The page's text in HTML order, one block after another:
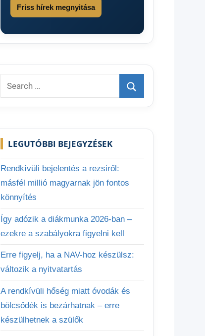
Friss hírek megnyitása
Search
for:
Search
LEGUTÓBBI BEJEGYZÉSEK
Rendkívüli bejelentés a rezsiről:
másfél millió magyarnak jön fontos
könnyítés
Így adózik a diákmunka 2026-ban –
ezekre a szabályokra figyelni kell
Erre figyelj, ha a NAV-hoz készülsz:
változik a nyitvatartás
A rendkívüli hőség miatt óvodák és
bölcsődék is bezárhatnak – erre
készülhetnek a szülők